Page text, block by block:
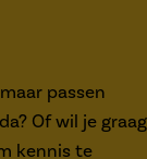
passen
Of wil je graag
kennis te